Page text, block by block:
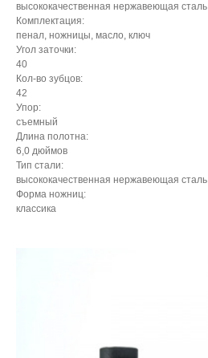
высококачественная нержавеющая сталь
Комплектация:
пенал, ножницы, масло, ключ
Угол заточки:
40
Кол-во зубцов:
42
Упор:
съемный
Длина полотна:
6,0 дюймов
Тип стали:
высококачественная нержавеющая сталь
Форма ножниц:
классика